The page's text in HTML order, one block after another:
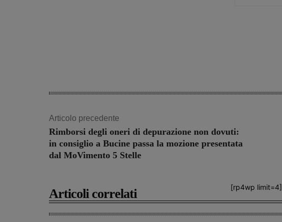
Articolo precedente
Rimborsi degli oneri di depurazione non dovuti:
in consiglio a Bucine passa la mozione presentata
dal MoVimento 5 Stelle
[rp4wp limit=4]
Articoli correlati